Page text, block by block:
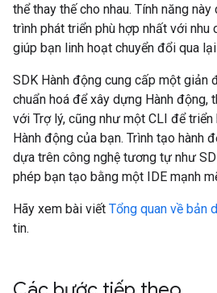
thể thay thế cho nhau. Tính năng
trình phát triển phù hợp nhất với nhu
giúp bạn linh hoạt chuyển đổi qua
SDK Hành động cung cấp một giản
chuẩn hoá để xây dựng Hành động,
với Trợ lý, cũng như một CLI để
Hành động của bạn. Trình tạo hành
dựa trên công nghệ tương tự như
phép bạn tạo bằng một IDE mạnh
Hãy xem bài viết Tổng quan về bản
tin.